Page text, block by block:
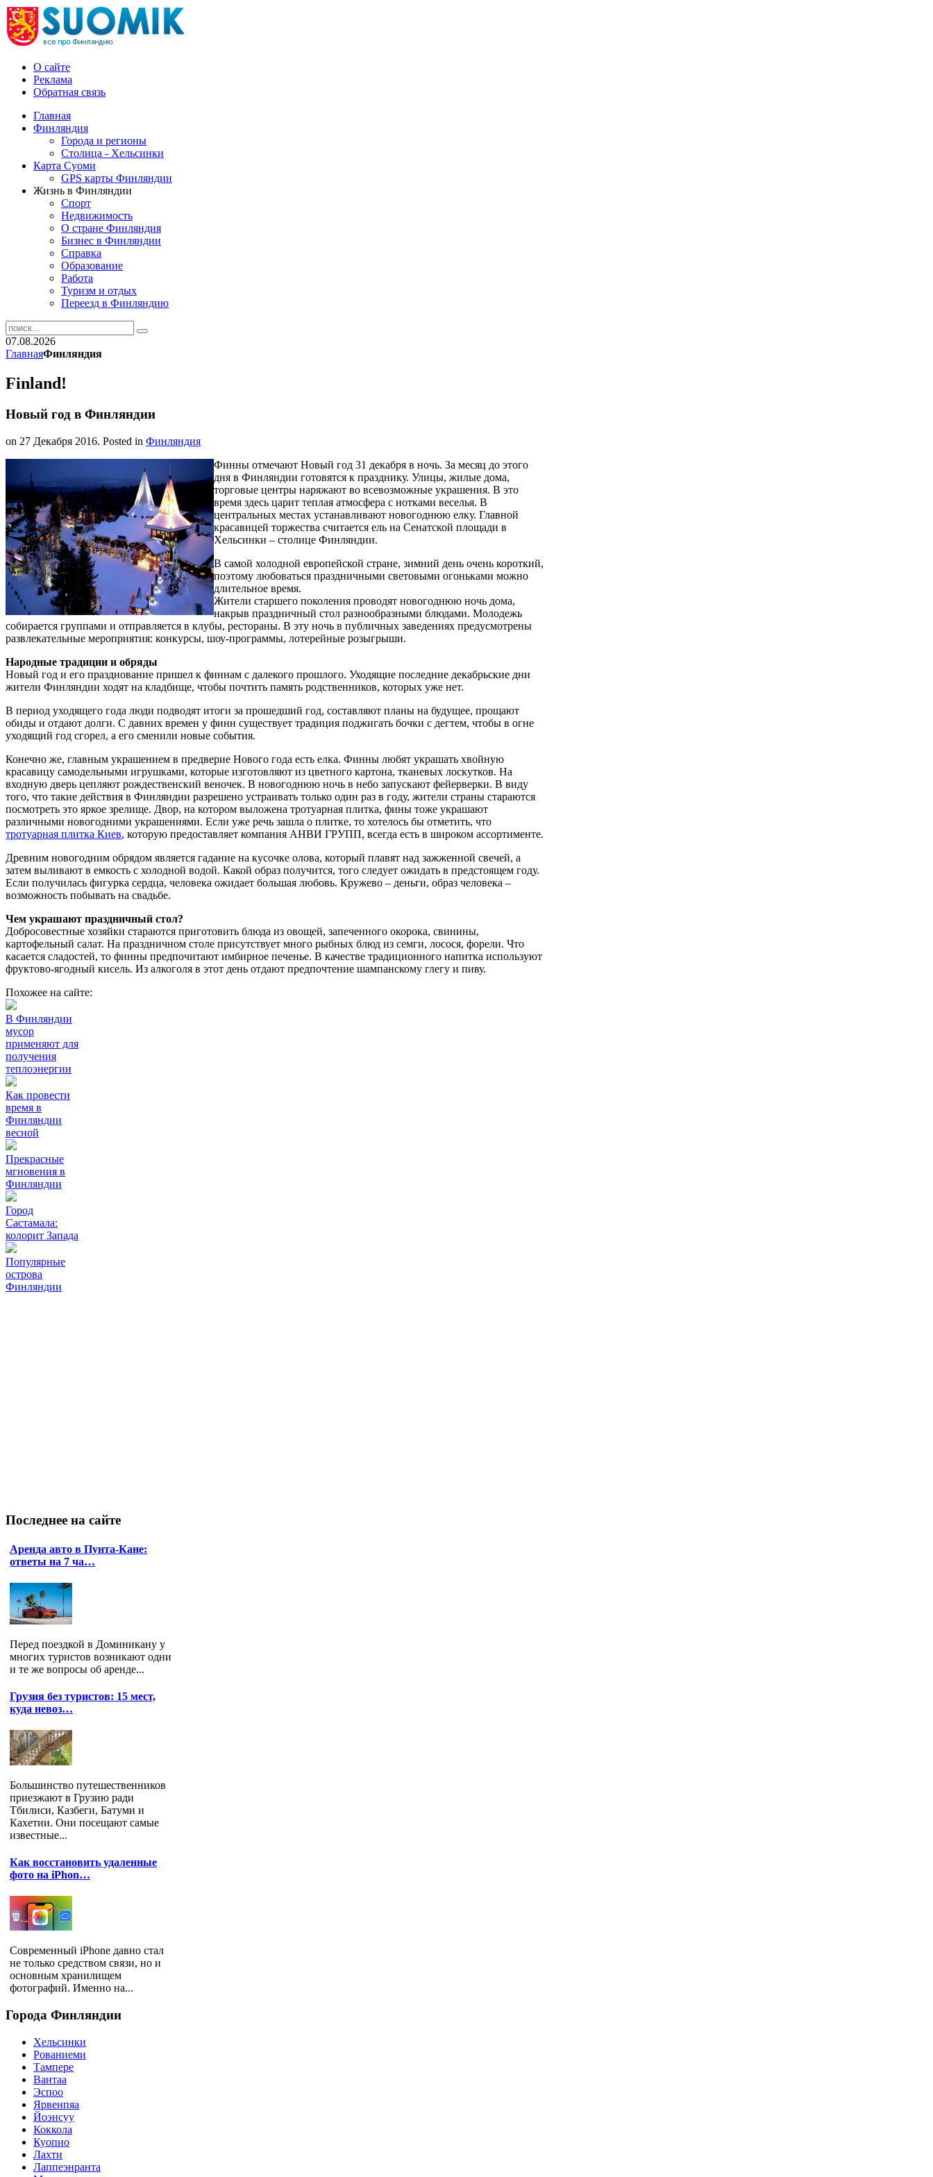
О сайте
Реклама
Обратная связь
Главная
Финляндия
Города и регионы
Столица - Хельсинки
Карта Суоми
GPS карты Финляндии
Жизнь в Финляндии
Спорт
Недвижимость
О стране Финляндия
Бизнес в Финляндии
Справка
Образование
Работа
Туризм и отдых
Переезд в Финляндию
07.08.2026
ГлавнаяФинляндия
Finland!
Новый год в Финляндии
on 27 Декабря 2016. Posted in Финляндия
Финны отмечают Новый год 31 декабря в ночь. За месяц до этого
дня в Финляндии готовятся к празднику. Улицы, жилые дома,
торговые центры наряжают во всевозможные украшения. В это
время здесь царит теплая атмосфера с нотками веселья. В
центральных местах устанавливают новогоднюю елку. Главной
красавицей торжества считается ель на Сенатской площади в
Хельсинки – столице Финляндии.
В самой холодной европейской стране, зимний день очень короткий,
поэтому любоваться праздничными световыми огоньками можно
длительное время.
Жители старшего поколения проводят новогоднюю ночь дома,
накрыв праздничный стол разнообразными блюдами. Молодежь
собирается группами и отправляется в клубы, рестораны. В эту ночь в публичных заведениях предусмотрены
развлекательные мероприятия: конкурсы, шоу-программы, лотерейные розыгрыши.
Народные традиции и обряды
Новый год и его празднование пришел к финнам с далекого прошлого. Уходящие последние декабрьские дни
жители Финляндии ходят на кладбище, чтобы почтить память родственников, которых уже нет.
В период уходящего года люди подводят итоги за прошедший год, составляют планы на будущее, прощают
обиды и отдают долги. С давних времен у финн существует традиция поджигать бочки с дегтем, чтобы в огне
уходящий год сгорел, а его сменили новые события.
Конечно же, главным украшением в предверие Нового года есть елка. Финны любят украшать хвойную
красавицу самодельными игрушками, которые изготовляют из цветного картона, тканевых лоскутков. На
входную дверь цепляют рождественский веночек. В новогоднюю ночь в небо запускают фейерверки. В виду
того, что такие действия в Финляндии разрешено устраивать только один раз в году, жители страны стараются
посмотреть это яркое зрелище. Двор, на котором выложена тротуарная плитка, фины тоже украшают
различными новогодними украшениями. Если уже речь зашла о плитке, то хотелось бы отметить, что
тротуарная плитка Киев, которую предоставляет компания АНВИ ГРУПП, всегда есть в широком ассортименте.
Древним новогодним обрядом является гадание на кусочке олова, который плавят над зажженной свечей, а
затем выливают в емкость с холодной водой. Какой образ получится, того следует ожидать в предстоящем году.
Если получилась фигурка сердца, человека ожидает большая любовь. Кружево – деньги, образ человека –
возможность побывать на свадьбе.
Чем украшают праздничный стол?
Добросовестные хозяйки стараются приготовить блюда из овощей, запеченного окорока, свинины,
картофельный салат. На праздничном столе присутствует много рыбных блюд из семги, лосося, форели. Что
касается сладостей, то финны предпочитают имбирное печенье. В качестве традиционного напитка используют
фруктово-ягодный кисель. Из алкоголя в этот день отдают предпочтение шампанскому глегу и пиву.
Похожее на сайте:
В Финляндии
мусор
применяют для
получения
теплоэнергии
Как провести
время в
Финляндии
весной
Прекрасные
мгновения в
Финляндии
Город
Састамала:
колорит Запада
Популярные
острова
Финляндии
Последнее на сайте
Аренда авто в Пунта-Кане:
ответы на 7 ча…
Перед поездкой в Доминикану у
многих туристов возникают одни
и те же вопросы об аренде...
Грузия без туристов: 15 мест,
куда невоз…
Большинство путешественников
приезжают в Грузию ради
Тбилиси, Казбеги, Батуми и
Кахетии. Они посещают самые
известные...
Как восстановить удаленные
фото на iPhon…
Современный iPhone давно стал
не только средством связи, но и
основным хранилищем
фотографий. Именно на...
Города Финляндии
Хельсинки
Рованиеми
Тампере
Вантаа
Эспоо
Ярвенпяа
Йоэнсуу
Коккола
Куопио
Лахти
Лаппеэнранта